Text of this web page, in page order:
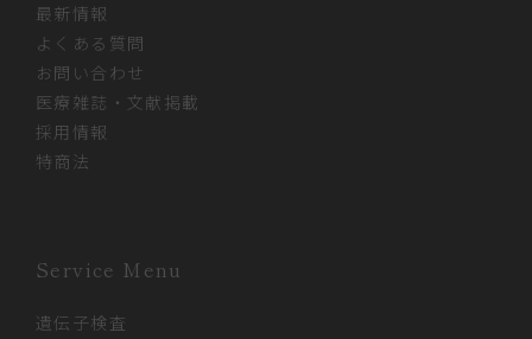
最新情報
よくある質問
お問い合わせ
医療雑誌・文献掲載
採用情報
特商法
Service Menu
遺伝子検査